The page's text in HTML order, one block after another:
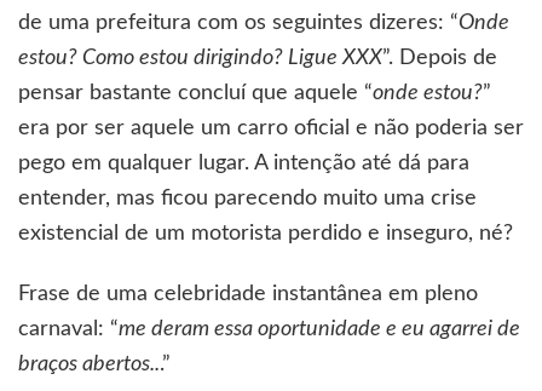
de uma prefeitura com os seguintes dizeres: “Onde
estou? Como estou dirigindo? Ligue XXX”. Depois de
pensar bastante concluí que aquele “onde estou?”
era por ser aquele um carro oficial e não poderia ser
pego em qualquer lugar. A intenção até dá para
entender, mas ficou parecendo muito uma crise
existencial de um motorista perdido e inseguro, né?
Frase de uma celebridade instantânea em pleno
carnaval: “me deram essa oportunidade e eu agarrei de
braços abertos...”